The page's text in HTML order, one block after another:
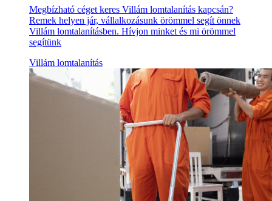
Megbízható céget keres Villám lomtalanítás kapcsán?
Remek helyen jár, vállalkozásunk örömmel segít önnek
Villám lomtalanításben. Hívjon minket és mi örömmel
segítünk
Villám lomtalanítás